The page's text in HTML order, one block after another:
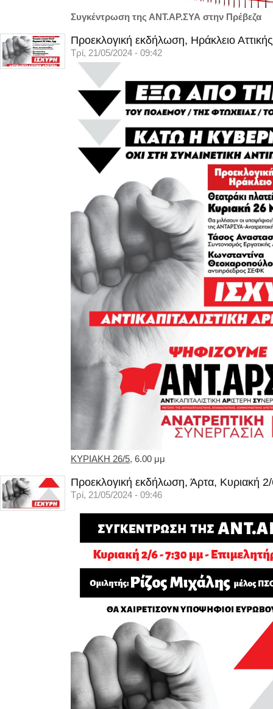
Συγκέντρωση της ΑΝΤ.ΑΡ.ΣΥΑ στην Πρέβεζα
Προεκλογική εκδήλωση, Ηράκλειο
Τρί, 21/05/2024 - 09:42
ΚΥΡΙΑΚΗ 26/5, 6.00 μμ
Προεκλογική εκδήλωση, Άρτα, Κυριακή
Τρί, 21/05/2024 - 09:46